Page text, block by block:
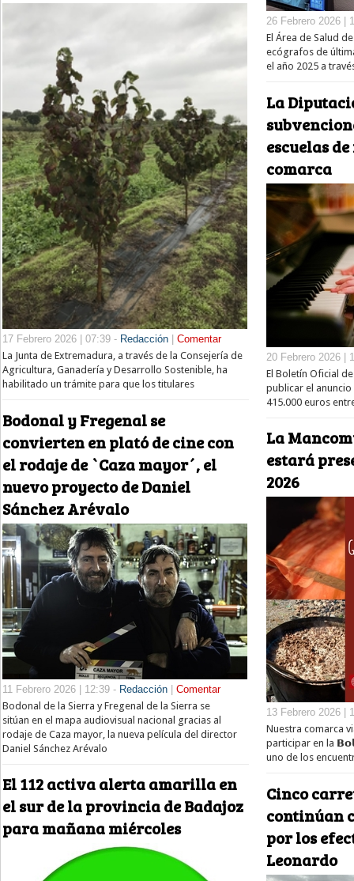
17 Febrero 2026 | 07:39 - Redacción
Comentar
La Junta de Extremadura, a través de la Consejería de
Agricultura, Ganadería y Desarrollo Sostenible, ha
habilitado un trámite para que los titulares
Bodonal y Fregenal se
convierten en plató de cine con
el rodaje de `Caza mayor´, el
nuevo proyecto de Daniel
Sánchez Arévalo
11 Febrero 2026 | 12:39 - Redacción | Comentar
Bodonal de la Sierra y Fregenal de la Sierra se
sitúan en el mapa audiovisual nacional gracias al
rodaje de Caza mayor, la nueva película del director
Daniel Sánchez Arévalo
El 112 activa alerta amarilla en
el sur de la provincia de Badajoz
para mañana miércoles
26 Febrero 2026 |
El Área de Salud
ecógrafos de
el año 2025 a
La
escuelas
comarca
20 Febrero 2026 |
El Boletín Oficial
publicar el
415.000 euros
La
estará
2026
13 Febrero 2026 |
Nuestra comarca
participar en la
uno de los
Cinco
continúan
por los
Leonardo